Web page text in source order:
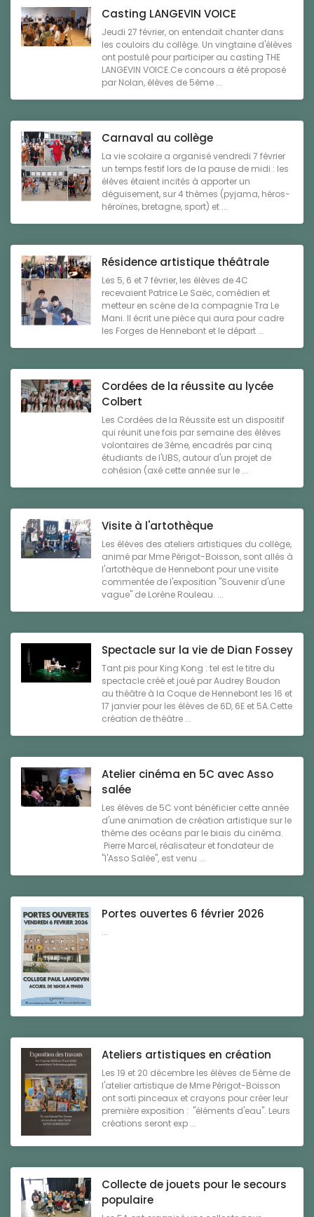
Casting LANGEVIN VOICE
Jeudi 27 février, on entendait chanter dans
les couloirs du collège. Un vingtaine d'élèves
ont postulé pour participer au casting THE
LANGEVIN VOICE.Ce concours a été proposé
par Nolan, élèves de 5ème ...
Carnaval au collège
La vie scolaire a organisé vendredi 7 février
un temps festif lors de la pause de midi : les
élèves étaient incités à apporter un
déguisement, sur 4 thèmes (pyjama, héros-
héroïnes, bretagne, sport) et ...
Résidence artistique théâtrale
Les 5, 6 et 7 février, les élèves de 4C
recevaient Patrice Le Saëc, comédien et
metteur en scène de la compagnie Tra Le
Mani. Il écrit une pièce qui aura pour cadre
les Forges de Hennebont et le départ ...
Cordées de la réussite au lycée
Colbert
Les Cordées de la Réussite est un dispositif
qui réunit une fois par semaine des élèves
volontaires de 3ème, encadrés par cinq
étudiants de l'UBS, autour d'un projet de
cohésion (axé cette année sur le ...
Visite à l'artothèque
Les élèves des ateliers artistiques du collège,
animé par Mme Périgot-Boisson, sont allés à
l'artothèque de Hennebont pour une visite
commentée de l'exposition "Souvenir d'une
vague" de Lorène Rouleau. ...
Spectacle sur la vie de Dian Fossey
Tant pis pour King Kong : tel est le titre du
spectacle créé et joué par Audrey Boudon
au théâtre à la Coque de Hennebont les 16 et
17 janvier pour les élèves de 6D, 6E et 5A.Cette
création de théâtre ...
Atelier cinéma en 5C avec Asso
salée
Les élèves de 5C vont bénéficier cette année
d'une animation de création artistique sur le
thème des océans par le biais du cinéma.
Pierre Marcel, réalisateur et fondateur de
"l'Asso Salée", est venu ...
Portes ouvertes 6 février 2026
...
Ateliers artistiques en création
Les 19 et 20 décembre les élèves de 5ème de
l'atelier artistique de Mme Périgot-Boisson
ont sorti pinceaux et crayons pour créer leur
première exposition : "éléments d'eau". Leurs
créations seront exp ...
Collecte de jouets pour le secours
populaire